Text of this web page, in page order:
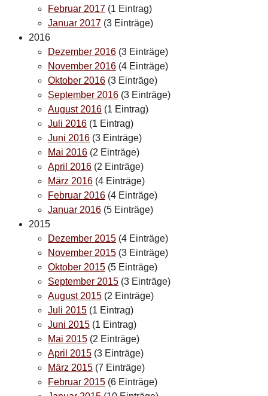
Februar 2017 (1 Eintrag)
Januar 2017 (3 Einträge)
2016
Dezember 2016 (3 Einträge)
November 2016 (4 Einträge)
Oktober 2016 (3 Einträge)
September 2016 (3 Einträge)
August 2016 (1 Eintrag)
Juli 2016 (1 Eintrag)
Juni 2016 (3 Einträge)
Mai 2016 (2 Einträge)
April 2016 (2 Einträge)
März 2016 (4 Einträge)
Februar 2016 (4 Einträge)
Januar 2016 (5 Einträge)
2015
Dezember 2015 (4 Einträge)
November 2015 (3 Einträge)
Oktober 2015 (5 Einträge)
September 2015 (3 Einträge)
August 2015 (2 Einträge)
Juli 2015 (1 Eintrag)
Juni 2015 (1 Eintrag)
Mai 2015 (2 Einträge)
April 2015 (3 Einträge)
März 2015 (7 Einträge)
Februar 2015 (6 Einträge)